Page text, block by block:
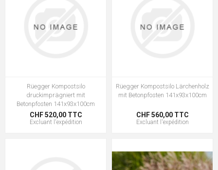
Rüegger Kompostsilo
druckimprägniert mit
Betonpfosten 141x93x100cm
CHF 520,00 TTC
Excluant l'expédition
Rüegger Kompostsilo Lärchenholz
mit Betonpfosten 141x93x100cm
CHF 560,00 TTC
Excluant l'expédition